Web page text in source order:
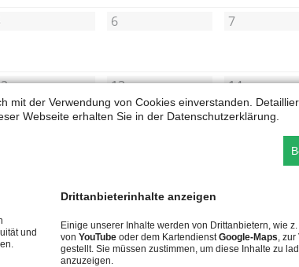
6 7
Zeugnisprüfungen
13
PHM-Zeugnisprüfungen
14
PHM-
Zeugnisprüfungen PHM-Zeugnisprüfungen
mit der Verwendung von Cookies einverstanden.
Webseite erhalten Sie in der Datenschutzerklärung.
und
Drittanbieterinhalte anzeigen
Einige unserer Inhalte werden von Drittanbietern, wie
von YouTube oder dem KartendienstGoogle-Maps ,
gestellt. Sie müssen zustimmen, um diese Inhalte zu
anzuzeigen.